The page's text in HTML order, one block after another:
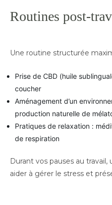
Routines post-
Une routine structurée
Prise de CBD (huile
coucher
Aménagement d’un
production naturelle de
Pratiques de relaxation :
de respiration
Durant vos pauses au
aider à gérer le stress et